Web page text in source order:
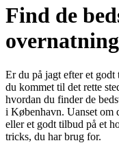
Find de
Er du på jagt efter et
du kommet til det rette
hvordan du finder de
i København. Uanset om
eller et godt tilbud på et
tricks, du har brug for.